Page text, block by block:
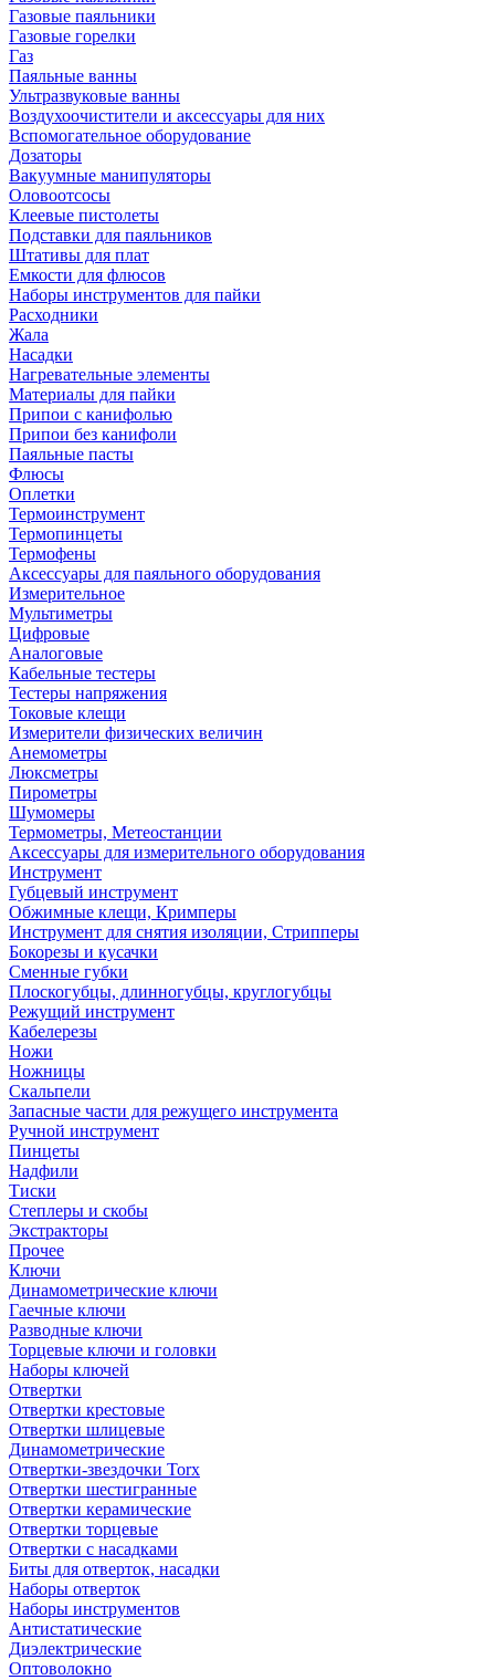
Газовые паяльники
Газовые горелки
Газ
Паяльные ванны
Ультразвуковые ванны
Воздухоочистители и аксессуары для них
Вспомогательное оборудование
Дозаторы
Вакуумные манипуляторы
Оловоотсосы
Клеевые пистолеты
Подставки для паяльников
Штативы для плат
Емкости для флюсов
Наборы инструментов для пайки
Расходники
Жала
Насадки
Нагревательные элементы
Материалы для пайки
Припои с канифолью
Припои без канифоли
Паяльные пасты
Флюсы
Оплетки
Термоинструмент
Термопинцеты
Термофены
Аксессуары для паяльного оборудования
Измерительное
Мультиметры
Цифровые
Аналоговые
Кабельные тестеры
Тестеры напряжения
Токовые клещи
Измерители физических величин
Анемометры
Люксметры
Пирометры
Шумомеры
Термометры, Метеостанции
Аксессуары для измерительного оборудования
Инструмент
Губцевый инструмент
Обжимные клещи, Кримперы
Инструмент для снятия изоляции, Стрипперы
Бокорезы и кусачки
Сменные губки
Плоскогубцы, длинногубцы, круглогубцы
Режущий инструмент
Кабелерезы
Ножи
Ножницы
Скальпели
Запасные части для режущего инструмента
Ручной инструмент
Пинцеты
Надфили
Тиски
Степлеры и скобы
Экстракторы
Прочее
Ключи
Динамометрические ключи
Гаечные ключи
Разводные ключи
Торцевые ключи и головки
Наборы ключей
Отвертки
Отвертки крестовые
Отвертки шлицевые
Динамометрические
Отвертки-звездочки Torx
Отвертки шестигранные
Отвертки керамические
Отвертки торцевые
Отвертки с насадками
Биты для отверток, насадки
Наборы отверток
Наборы инструментов
Антистатические
Диэлектрические
Оптоволокно